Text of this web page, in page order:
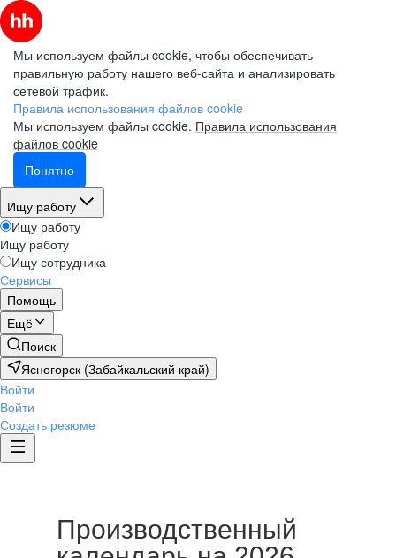
Мы используем файлы cookie, чтобы обеспечивать
правильную работу нашего веб-сайта и анализировать
сетевой трафик.
Правила использования файлов cookie
Мы используем файлы cookie. Правила использования
файлов cookie
Понятно
Ищу работу
Ищу работу
Ищу работу
Ищу сотрудника
Сервисы
Помощь
Ещё
Поиск
Ясногорск (Забайкальский край)
Войти
Войти
Создать резюме
Производственный